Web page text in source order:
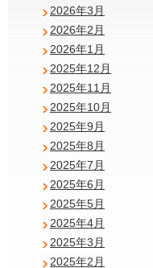
2026年3月
2026年2月
2026年1月
2025年12月
2025年11月
2025年10月
2025年9月
2025年8月
2025年7月
2025年6月
2025年5月
2025年4月
2025年3月
2025年2月